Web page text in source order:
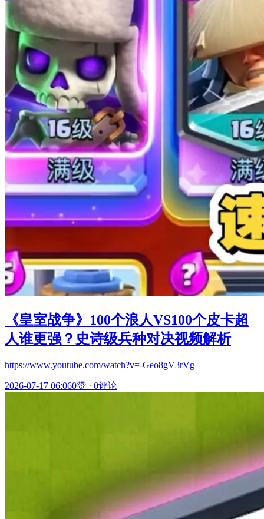
《皇室战争》100个浪人VS100个皮卡超
人谁更强？史诗级兵种对决视频解析
https://www.youtube.com/watch?v=-Geo8gV3rVg
2026-07-17 06:060赞 · 0评论